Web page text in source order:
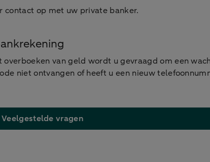
contact op met uw private banker.
van geld wordt u gevraagd om een
niet ontvangen of heeft u een nieuw
Veelgestelde vragen